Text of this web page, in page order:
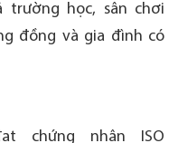
trường học, sân chơi
đồng và gia đình có
chứng nhận ISO